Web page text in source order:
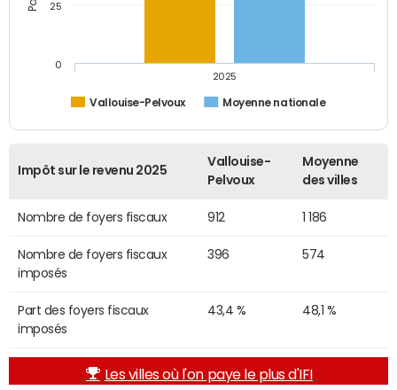
Vallouise-Pelvoux Moyenne nationale
2025
0
25
Impôt sur le revenu 2025
Vallouise-
Pelvoux
Moyenne
des villes
Nombre de foyers fiscaux 912 1 186
Nombre de foyers fiscaux
imposés
396 574
Part des foyers fiscaux
imposés
43,4 % 48,1 %
Les villes où l'on paye le plus d'IFI